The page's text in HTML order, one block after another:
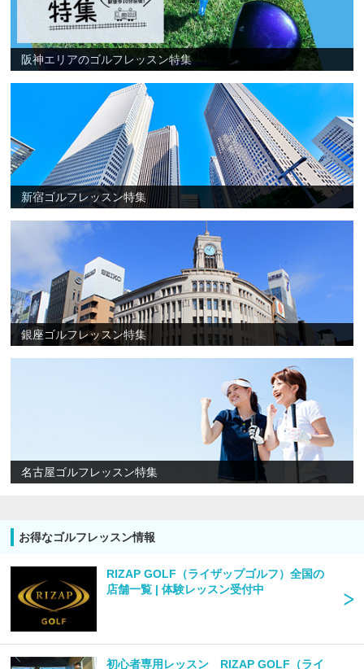
阪神エリアのゴルフレッスン特集
新宿ゴルフレッスン特集
銀座ゴルフレッスン特集
名古屋ゴルフレッスン特集
お得なゴルフレッスン情報
RIZAP GOLF（ライザップゴルフ）全国の
店舗一覧 | 体験レッスン受付中
初心者専用レッスン RIZAP GOLF（ライ